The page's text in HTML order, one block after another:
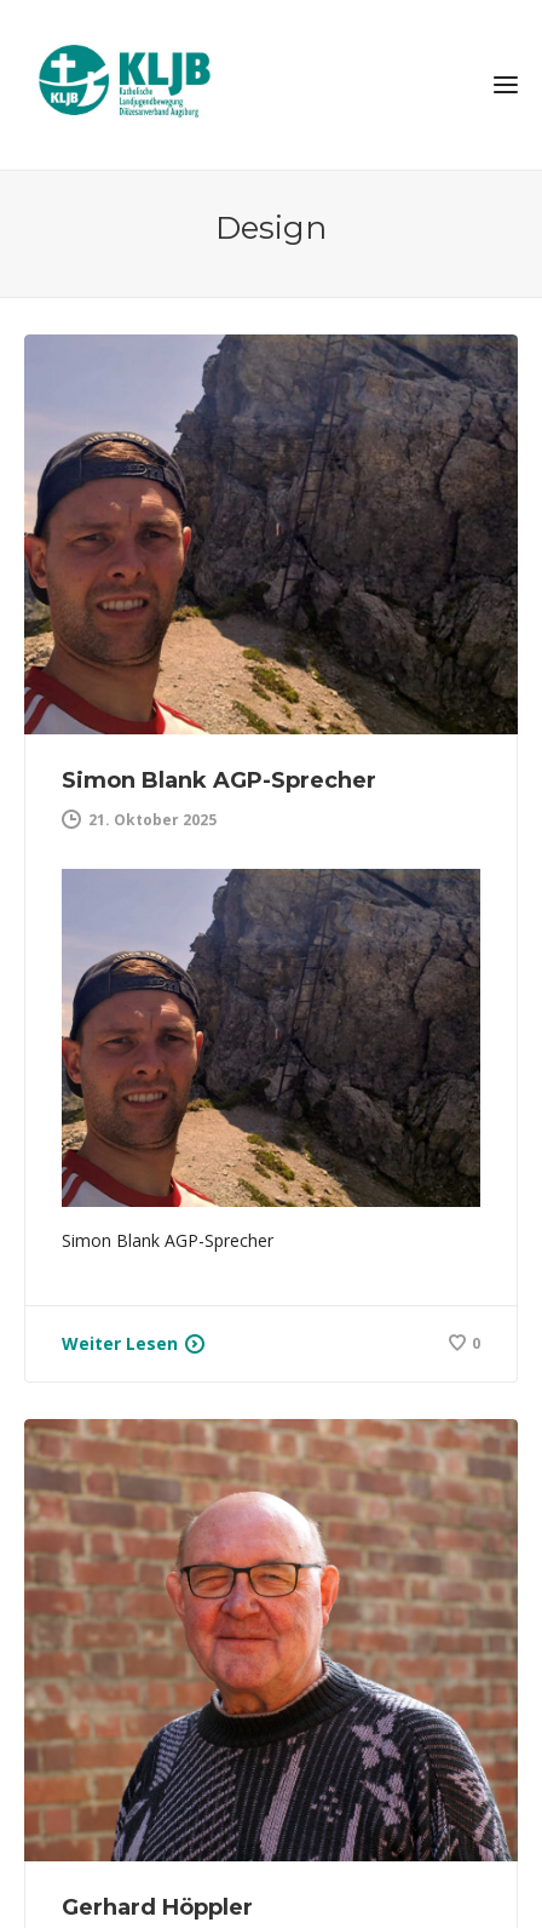
Design
Simon Blank AGP-Sprecher
21. Oktober 2025
Simon Blank AGP-Sprecher
Weiter Lesen 0
Gerhard Höppler